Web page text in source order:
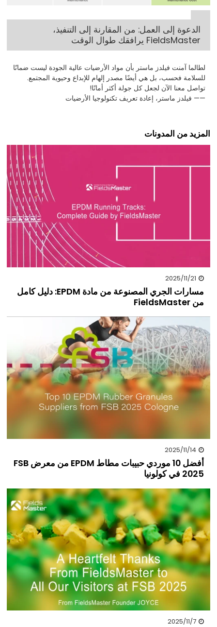
الدعوة إلى العمل: من المقارنة إلى التنفيذ،
FieldsMaster يرافقك طوال الوقت
لطالما آمنت فيلدز ماستر بأن مواد الأرضيات عالية الجودة ليست ضمانًا
للسلامة فحسب، بل هي أيضًا مصدر إلهام للإبداع وحيوية المجتمع.
تواصل معنا الآن لجعل كل جولة أكثر أمانًا!
—— فيلدز ماستر، إعادة تعريف تكنولوجيا الأرضيات
المزيد من المدونات
2025/11/21
مسارات الجري المصنوعة من مادة EPDM: دليل كامل
من FieldsMaster
2025/11/14
أفضل 10 موردي حبيبات مطاط EPDM من معرض FSB
2025 في كولونيا
2025/11/7